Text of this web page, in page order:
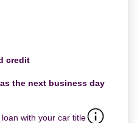
credit
the next business day
with your car title